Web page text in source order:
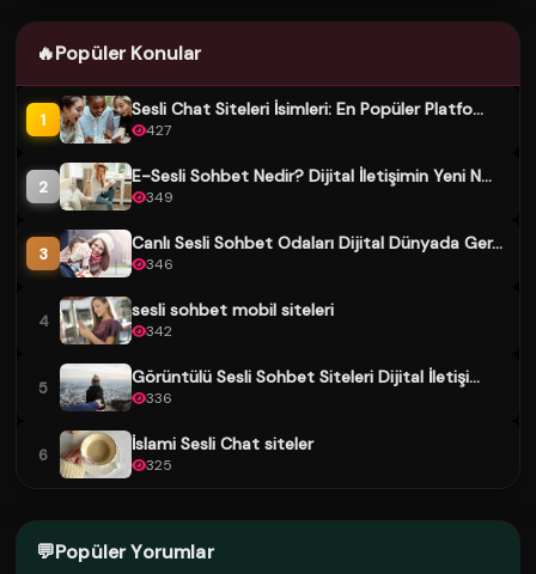
🔥Popüler Konular
1 Sesli Chat Siteleri İsimleri: En Popüler Platfo...
427
2 E-Sesli Sohbet Nedir? Dijital İletişimin Yeni N...
349
3 Canlı Sesli Sohbet Odaları Dijital Dünyada Ger...
346
4 sesli sohbet mobil siteleri
342
5 Görüntülü Sesli Sohbet Siteleri Dijital İletişi...
336
6 İslami Sesli Chat siteler
325
💬Popüler Yorumlar